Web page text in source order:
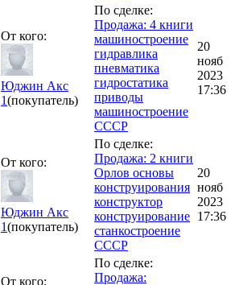
От кого:
Юджин Акс
1(покупатель)
По сделке:
Продажа: 4 книги
машиностроение
гидравлика
пневматика
гидростатика
приводы
машиностроение
СССР
20
нояб
2023
17:36
От кого:
Юджин Акс
1(покупатель)
По сделке:
Продажа: 2 книги
Орлов основы
конструирования
конструктор
конструирование
станкостроение
СССР
20
нояб
2023
17:36
От кого:
По сделке:
Продажа: